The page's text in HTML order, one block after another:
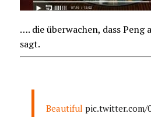
…. die überwachen, dass Peng
sagt.
Beautiful pic.twitter.com/